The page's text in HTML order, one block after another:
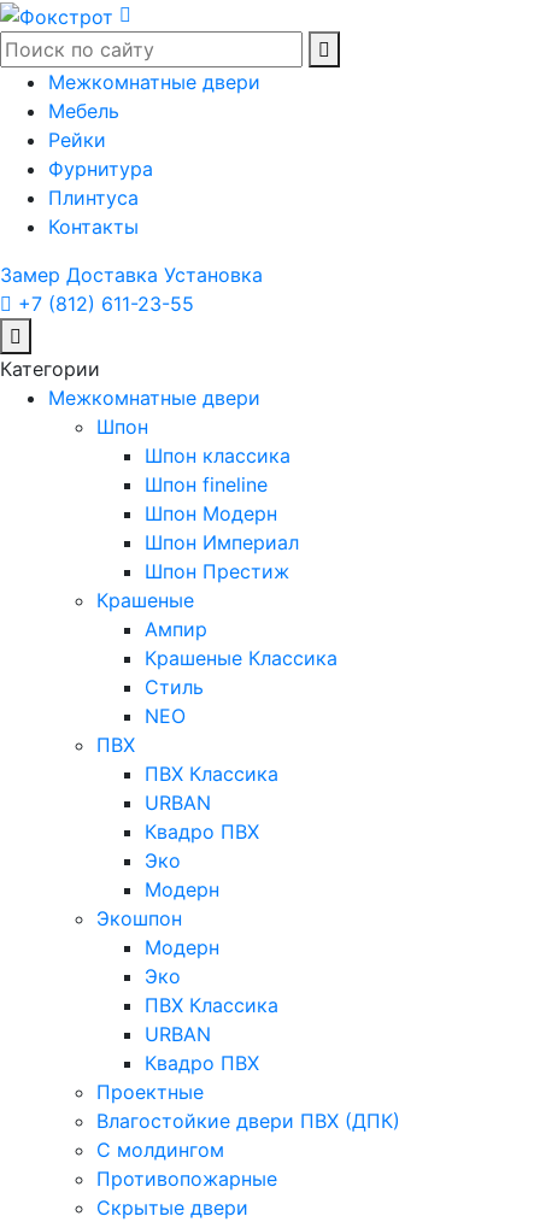
Межкомнатные двери
Мебель
Рейки
Фурнитура
Плинтуса
Контакты
Замер Доставка Установка
+7 (812) 611-23-55
Категории
Межкомнатные двери
Шпон
Шпон классика
Шпон fineline
Шпон Модерн
Шпон Империал
Шпон Престиж
Крашеные
Ампир
Крашеные Классика
Стиль
NEO
ПВХ
ПВХ Классика
URBAN
Квадро ПВХ
Эко
Модерн
Экошпон
Модерн
Эко
ПВХ Классика
URBAN
Квадро ПВХ
Проектные
Влагостойкие двери ПВХ (ДПК)
С молдингом
Противопожарные
Скрытые двери